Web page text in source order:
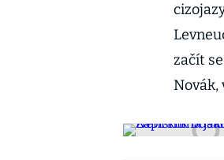
začít
Novák,